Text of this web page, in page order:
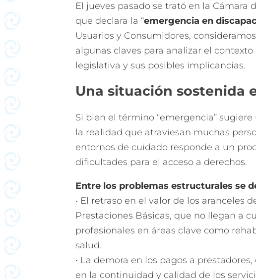
El jueves pasado se trató en la Cámara
que declara la “emergencia en
Usuarios y Consumidores,
algunas claves para analizar el
legislativa y sus posibles implicancias.
Una situación sostenida
Si bien el término “emergencia”
la realidad que atraviesan muchas
entornos de cuidado responde a un
dificultades para el acceso a derechos.
Entre los problemas estructurales se
• El retraso en el valor de los aranceles
Prestaciones Básicas, que no llegan a
profesionales en áreas clave como
salud.
• La demora en los pagos a
en la continuidad y calidad de los